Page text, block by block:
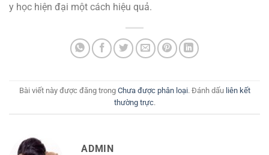
y học hiện đại một cách hiệu quả.
Bài viết này được đăng trong Chưa được phân loại. Đánh dấu liên kết
thường trực.
ADMIN